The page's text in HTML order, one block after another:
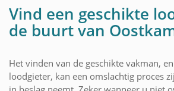
Vind een geschikte
de buurt van
Het vinden van de geschikte vakman,
loodgieter, kan een omslachtig proces